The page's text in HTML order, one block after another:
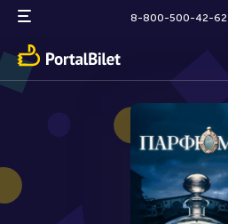
8-800-500-42-62